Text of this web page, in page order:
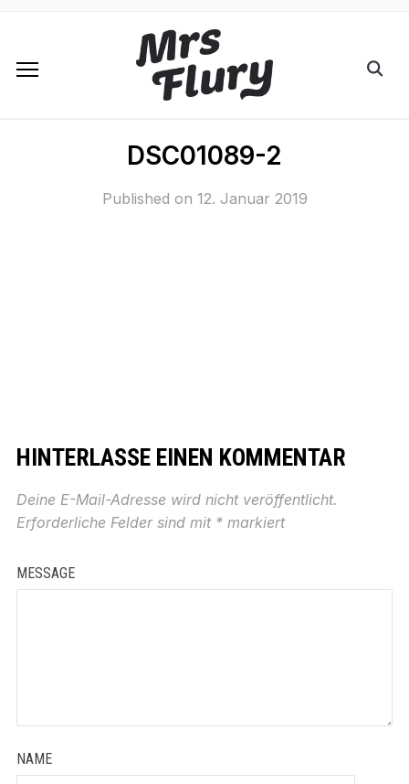
DSC01089-2
Published on 12. Januar 2019
HINTERLASSE EINEN KOMMENTAR
Deine E-Mail-Adresse wird nicht veröffentlicht.
Erforderliche Felder sind mit *markiert
MESSAGE
NAME